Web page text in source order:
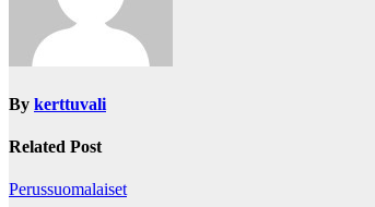
By kerttuvali
Related Post
Perussuomalaiset